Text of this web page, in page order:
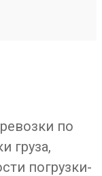
по
груза,
погрузки-